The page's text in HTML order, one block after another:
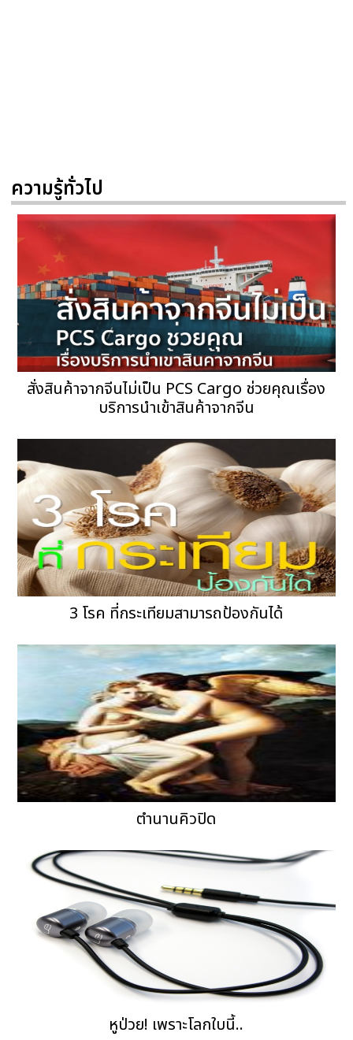
ความรู้ทั่วไป
สั่งสินค้าจากจีนไม่เป็น PCS Cargo ช่วยคุณเรื่อง
บริการนำเข้าสินค้าจากจีน
3 โรค ที่กระเทียมสามารถป้องกันได้
ตำนานคิวปิด
หูป่วย! เพราะโลกใบนี้..